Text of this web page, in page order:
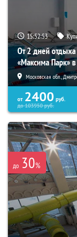
15:52:52
От 2 дней
«Максима Парк»
Московская обл.,
от 2400 руб.
до103950руб.
до 30%